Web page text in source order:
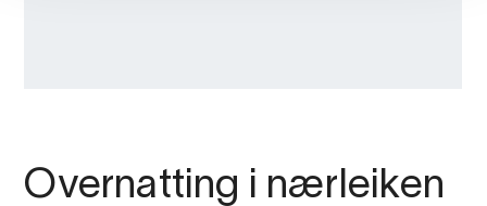
Overnatting i nærleiken